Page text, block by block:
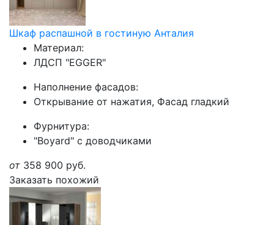
Шкаф распашной в гостиную Анталия
Материал:
ЛДСП "EGGER"
Наполнение фасадов:
Открывание от нажатия, Фасад гладкий
Фурнитура:
"Boyard" с доводчиками
от 358 900 руб.
Заказать похожий